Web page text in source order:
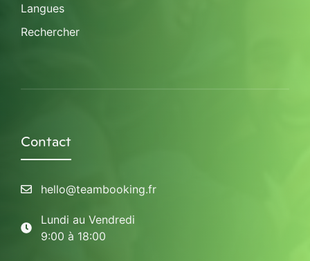
Langues
Rechercher
Contact
hello@teambooking.fr
Lundi au Vendredi
9:00 à 18:00